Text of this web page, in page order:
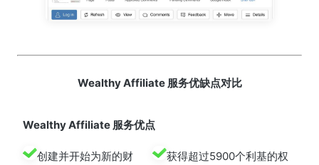
Wealthy Affiliate 服务优缺点对比
Wealthy Affiliate 服务优点
创建并开始为新的财
获得超过5900个利基的权